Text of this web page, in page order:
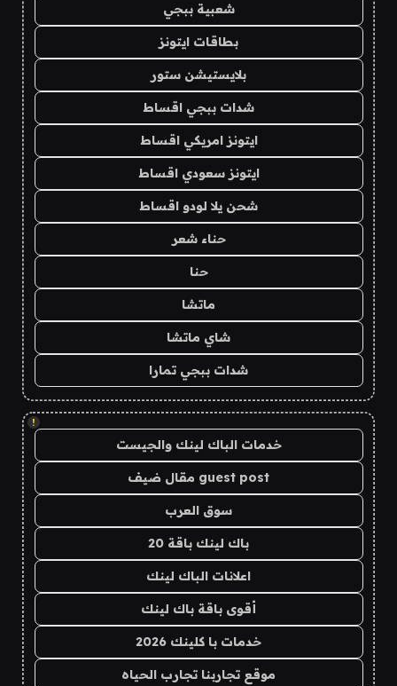
شعبية ببجي
بطاقات ايتونز
بلايستيشن ستور
شدات ببجي اقساط
ايتونز امريكي اقساط
ايتونز سعودي اقساط
شحن يلا لودو اقساط
حناء شعر
حنا
ماتشا
شاي ماتشا
شدات ببجي تمارا
!
خدمات الباك لينك والجيست
guest post مقال ضيف
سوق العرب
باك لينك باقة 20
اعلانات الباك لينك
أقوى باقة باك لينك
خدمات با كلينك 2026
موقع تجاربنا تجارب الحياه